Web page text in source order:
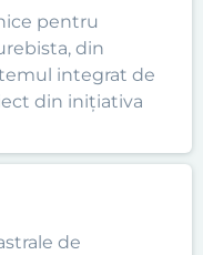
pentru
din
integrat de
din inițiativa
de